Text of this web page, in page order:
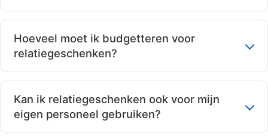
Zeker niet. Het gaat om de gedachte en de
bruikbaarheid. Een slim gekozen, gepersonaliseerd
geschenk zoals een mooie pen of een unieke
sleutelhangerkan meer waarde hebben dan een duur
cadeau dat in de la belandt. Kwaliteit en relevantie
Hoeveel moet ik budgetteren voor
relatiegeschenken?
Er is geen vast bedrag. Het hangt af van je doelen,
je doelgroep en je bedrijf. Een goede start is om te
kijken naar de belastingregels, zoals de btw-drempel
van 227 euro per persoon per jaar. Bepaal daarna
hoeveel klanten je wilt bereiken en kies een
Kan ik relatiegeschenken ook voor mijn
eigen personeel gebruiken?